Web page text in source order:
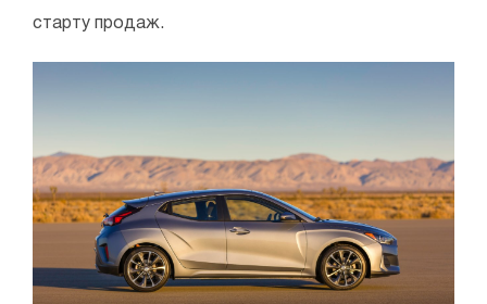
старту продаж.